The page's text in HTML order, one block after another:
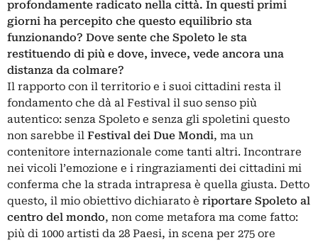
profondamente radicato nella città. In questi primi
giorni ha percepito che questo equilibrio sta
funzionando? Dove sente che Spoleto le sta
restituendo di più e dove, invece, vede ancora una
distanza da colmare?
Il rapporto con il territorio e i suoi cittadini resta il
fondamento che dà al Festival il suo senso più
autentico: senza Spoleto e senza gli spoletini questo
non sarebbe il Festival dei Due Mondi, ma un
contenitore internazionale come tanti altri. Incontrare
nei vicoli l’emozione e i ringraziamenti dei cittadini mi
conferma che la strada intrapresa è quella giusta. Detto
questo, il mio obiettivo dichiarato è riportare Spoleto al
centro del mondo, non come metafora ma come fatto:
più di 1000 artisti da 28 Paesi, in scena per 275 ore